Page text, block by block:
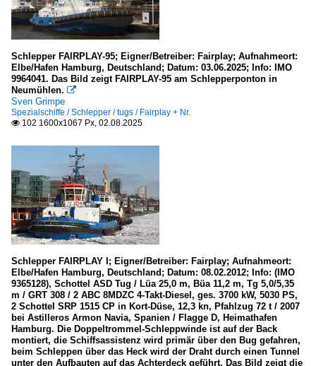
Schlepper FAIRPLAY-95; Eigner/Betreiber: Fairplay; Aufnahmeort:
Elbe/Hafen Hamburg, Deutschland; Datum: 03.06.2025; Info: IMO
9964041. Das Bild zeigt FAIRPLAY-95 am Schlepperponton in
Neumühlen. 
Sven Grimpe
Spezialschiffe / Schlepper / tugs / Fairplay + Nr.
 102 1600x1067 Px, 02.08.2025
Schlepper FAIRPLAY I; Eigner/Betreiber: Fairplay; Aufnahmeort:
Elbe/Hafen Hamburg, Deutschland; Datum: 08.02.2012; Info: (IMO
9365128), Schottel ASD Tug / Lüa 25,0 m, Büa 11,2 m, Tg 5,0/5,35
m / GRT 308 / 2 ABC 8MDZC 4-Takt-Diesel, ges. 3700 kW, 5030 PS,
2 Schottel SRP 1515 CP in Kort-Düse, 12,3 kn, Pfahlzug 72 t / 2007
bei Astilleros Armon Navia, Spanien / Flagge D, Heimathafen
Hamburg. Die Doppeltrommel-Schleppwinde ist auf der Back
montiert, die Schiffsassistenz wird primär über den Bug gefahren,
beim Schleppen über das Heck wird der Draht durch einen Tunnel
unter den Aufbauten auf das Achterdeck geführt. Das Bild zeigt die